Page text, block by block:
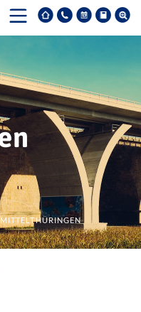
Mittelthüringen